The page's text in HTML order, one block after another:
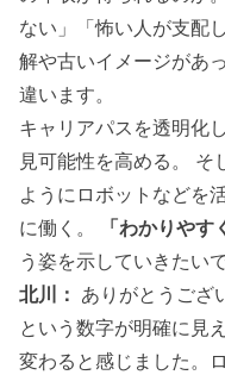
ない」「怖い人が支配
解や古いイメージがあ
違います。
キャリアパスを透明化
見可能性を高める。 そ
ようにロボットなどを
に働く。
「わかりやす
う姿を示していきたいで
北川： ありがとうござ
という数字が明確に見
変わると感じました。